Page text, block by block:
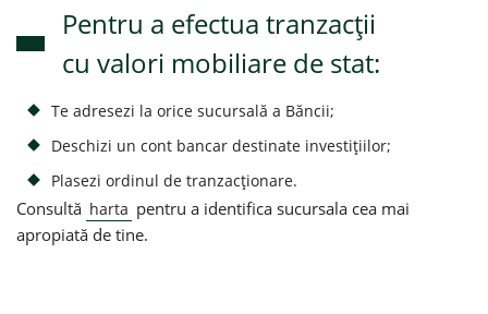
Pentru a efectua tranzacții
cu valori mobiliare de stat:
Te adresezi la orice sucursală a Băncii;
Deschizi un cont bancar destinate investițiilor;
Plasezi ordinul de tranzacționare.
Consultă harta pentru a identifica sucursala cea mai
apropiată de tine.